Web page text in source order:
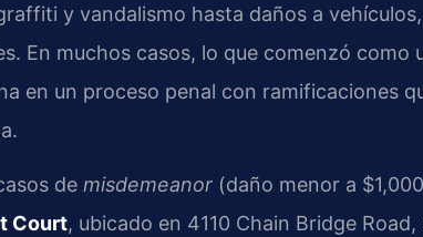
y vandalismo hasta daños a
En muchos casos, lo que comenzó como
en un proceso penal con ramificaciones
de misdemeanor (daño menor a
Court, ubicado en 4110 Chain Bridge